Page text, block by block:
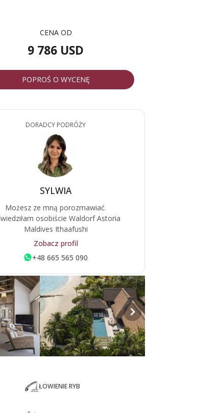
CENA OD
9 786 USD
POPROŚ O WYCENĘ
DORADCY PODRÓŻY
SYLWIA
Możesz ze mną porozmawiać.
osobiście Waldorf Astoria
Maldives Ithaafushi
Zobacz profil
+48 665 565 090
ŁOWIENIE RYB